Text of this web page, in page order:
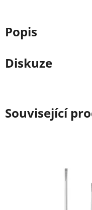
Popis
Diskuze
Související